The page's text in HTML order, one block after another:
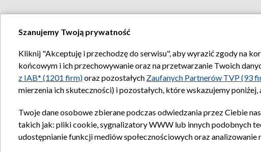
Szanujemy Twoją prywatność
Kliknij "Akceptuję i przechodzę do serwisu", aby wyrazić zgody na
końcowym i ich przechowywanie oraz na przetwarzanie Twoich
z IAB* (1201 firm)oraz pozostałych Zaufanych Partnerów TVP (93
mierzenia ich skuteczności) i pozostałych, które wskazujemy
Twoje dane osobowe zbierane podczas odwiedzania przez Ciebie
takich jak: pliki cookie, sygnalizatory WWW lub innych podobnych
udostępnianie funkcji mediów społecznościowych oraz analizowanie